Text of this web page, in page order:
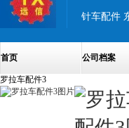
针车配件
首页 公司档案
罗拉车配件3